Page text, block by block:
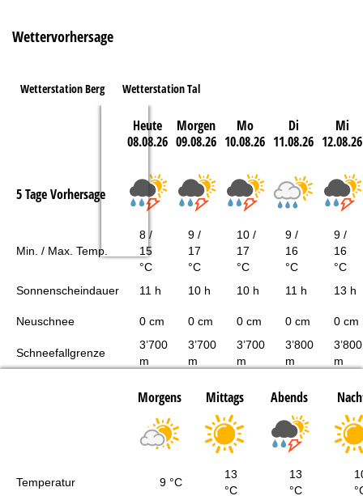
Wettervorhersage
Wetterstation Berg Wetterstation Tal
Heute
08.08.26
Morgen
09.08.26
Mo
10.08.26
Di
11.08.26
Mi
12.08.26
5 Tage Vorhersage
Min. / Max. Temp.
8 /
15
°C
9 /
17
°C
10 /
17
°C
9 /
16
°C
9 /
16
°C
Sonnenscheindauer
11 h 10 h 10 h 11 h 13 h
Neuschnee 0 cm 0 cm 0 cm 0 cm 0 cm
Schneefallgrenze
3’700
m
3’700
m
3’700
m
3’800
m
3’800
m
Morgens Mittags Abends
Temperatur 9 °C
13
°C
13
°C